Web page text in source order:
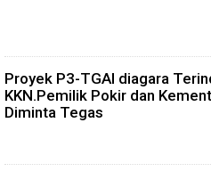
Proyek P3-TGAI diagara
KKN.Pemilik Pokir dan
Diminta Tegas